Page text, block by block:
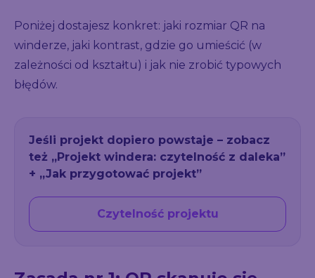
Poniżej dostajesz konkret: jaki rozmiar QR na
winderze, jaki kontrast, gdzie go umieścić (w
zależności od kształtu) i jak nie zrobić typowych
błędów.
Jeśli projekt dopiero powstaje – zobacz
też „Projekt windera: czytelność z daleka”
+ „Jak przygotować projekt”
Czytelność projektu